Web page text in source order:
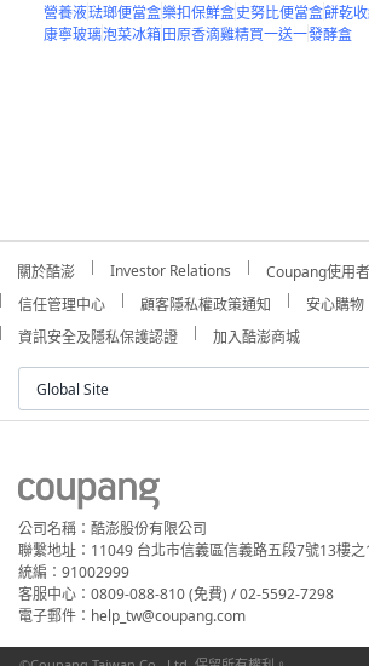
營養液琺瑯便當盒樂扣保鮮盒史努比便當盒餅乾
康寧玻璃泡菜冰箱田原香滴雞精買一送一發酵盒
關於酷澎 Investor Relations Coupang使用
信任管理中心
顧客隱私權政策通知 安心購物
資訊安全及隱私保護認證
加入酷澎商城
Global Site
公司名稱：酷澎股份有限公司
聯繫地址：11049 台北市信義區信義路五段7號13樓之
統編：91002999
客服中心：0809-088-810 (免費) / 02-5592-7298
電子郵件：help_tw@coupang.com